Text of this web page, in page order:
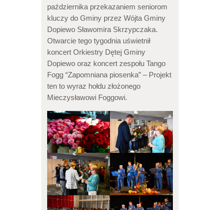
października przekazaniem seniorom
kluczy do Gminy przez Wójta Gminy
Dopiewo Sławomira Skrzypczaka.
Otwarcie tego tygodnia uświetnił
koncert Orkiestry Dętej Gminy
Dopiewo oraz koncert zespołu Tango
Fogg “Zapomniana piosenka” – Projekt
ten to wyraz hołdu złożonego
Mieczysławowi Foggowi.